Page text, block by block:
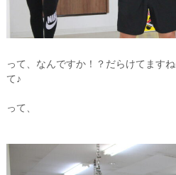
って、なんですか！？だらけてます
て♪
って、